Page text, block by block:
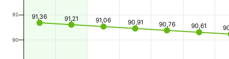
91,36 91,21 91,06 90,91 90,76 90,61
90
92